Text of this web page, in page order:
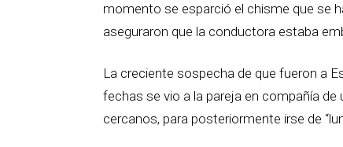
momento se esparció el chisme que se
aseguraron que la conductora estaba
La creciente sospecha de que fueron a
fechas se vio a la pareja en compañía
cercanos, para posteriormente irse de